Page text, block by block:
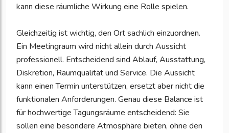
kann diese räumliche Wirkung eine Rolle spielen.
Gleichzeitig ist wichtig, den Ort sachlich einzuordnen.
Ein Meetingraum wird nicht allein durch Aussicht
professionell. Entscheidend sind Ablauf, Ausstattung,
Diskretion, Raumqualität und Service. Die Aussicht
kann einen Termin unterstützen, ersetzt aber nicht die
funktionalen Anforderungen. Genau diese Balance ist
für hochwertige Tagungsräume entscheidend: Sie
sollen eine besondere Atmosphäre bieten, ohne den